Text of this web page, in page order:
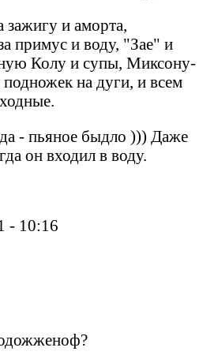
зажигу и аморта,
примус и воду, "Зае" и
Колу и супы, Миксону-
на дуги, и всем
- пьяное быдло ))) Даже
он входил в воду.
- 10:16